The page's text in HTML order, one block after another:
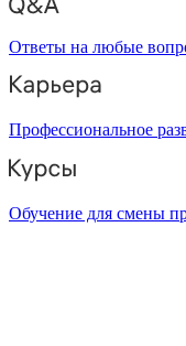
Ответы на любые
Профессиональное
Обучение для смены